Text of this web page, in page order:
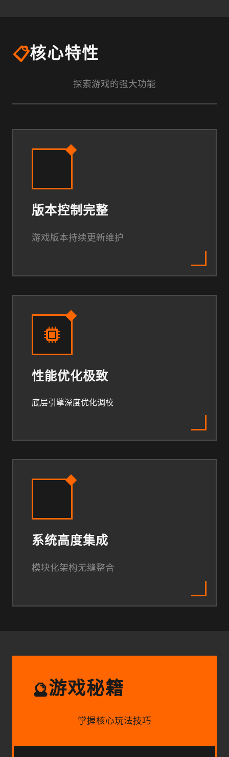
📋核心特性
探索游戏的强大功能
版本控制完整
游戏版本持续更新维护
性能优化极致
底层引擎深度优化调校
系统高度集成
模块化架构无缝整合
🔮游戏秘籍
掌握核心玩法技巧